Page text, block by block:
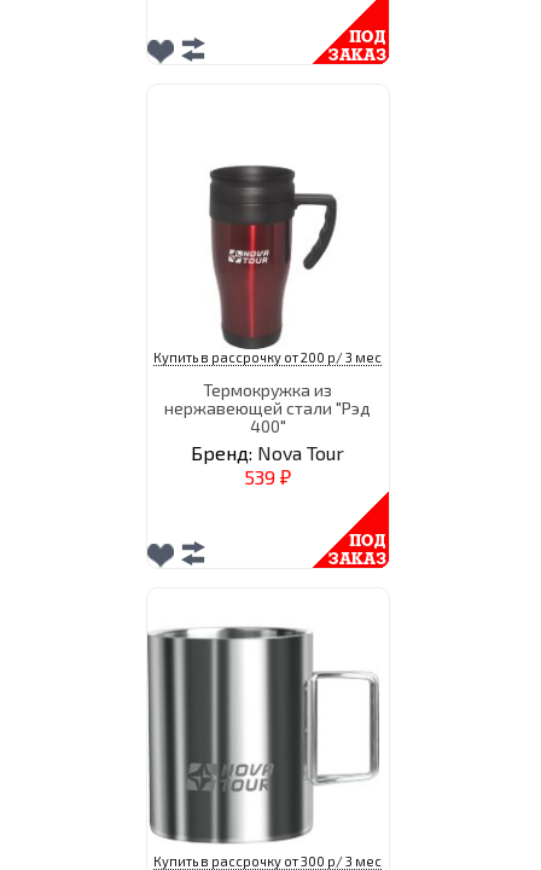
Купить в рассрочку от 200 р/ 3 мес
Термокружка из
нержавеющей стали "Рэд
400"
Бренд: Nova Tour
539 ₽
Купить в рассрочку от 300 р/ 3 мес